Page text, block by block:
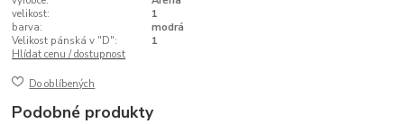
velikost:
1
barva:
modrá
Velikost pánská v "D":
1
Hlídat cenu / dostupnost
Do oblíbených
Podobné produkty